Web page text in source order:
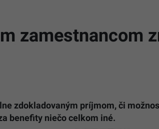
zamestnancom
zdokladovaným príjmom, či
benefity niečo celkom iné.